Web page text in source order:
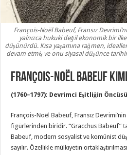
François-Noël Babeuf, Fransız
yalnızca hukuki değil ekonomik bir
düşünürdü. Kısa yaşamına rağmen,
devam etmiş ve onu siyasal düşünce
François-Noël Babeuf
(1760–1797): Devrimci Eşitliğin Öncüsü
François-Noël Babeuf, Fransız
figürlerinden biridir. “Gracchus Babeuf”
Babeuf, modern sosyalist ve komünist
sayılır. Özellikle mülkiyetin